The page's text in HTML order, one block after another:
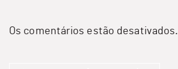
Os comentários estão desativados.